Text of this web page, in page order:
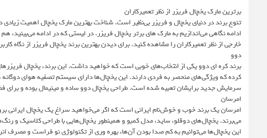
برترین مارک یخچال فریزر از نظر تعمیرکاران
تنوع برند در دنیای یخچال و فریزر بی‌نظیر است. شناخت بهترین مارک یخچال اهمیت
ادامه نگاهی می‌اندازیم به مارک‌ های برتر یخچال فریزر. در لیستی که در ادامه می‌بینید،
خارجی از نظر تعمیرکاران را مشاهده کنید. برای دیدن بهترین برند یخچال فریزر از نگاه
دوو
برند کره ای دوو یکی از انتخاب‌های خوبی است که خواهید داشت. این برند، یخچال
کرده که ویژگی‌های منحصر به فردی دارند. این یخچال‌ها دارای سیستم تصفیه هوای
سرمایش جدید برایشان تعبیه شده است. طراحی یخچال‌ دوو ساده و مینیمال بوده و برای
امرسان
امرسان یک برند خوب و خوش‌نام ایرانی است که اگر می‌خواهید سراغ یک یخچال ایرانی
می‌برند. یخچال‌های دوقلو، ساید، مدل کمبو و همینطور یخچال‌هایی با طراحی کلاسیک و
این یخچال‌ها می‌توانیم به کم صدا بودن آن‌ها، بهره وری از تکنولوژی نو فراست و مصرف